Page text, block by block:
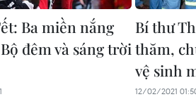
Ba miền nắng
đêm và sáng trời
Bí thư
thăm,
vệ sinh
12/02/2021